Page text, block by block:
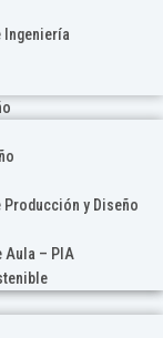
Ingeniería
Producción y Diseño
Aula – PIA